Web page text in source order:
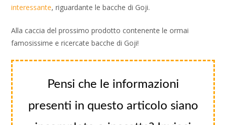
interessante, riguardante le bacche di Goji.
Alla caccia del prossimo prodotto contenente le ormai
famosissime e ricercate bacche di Goji!
Pensi che le informazioni
presenti in questo articolo siano